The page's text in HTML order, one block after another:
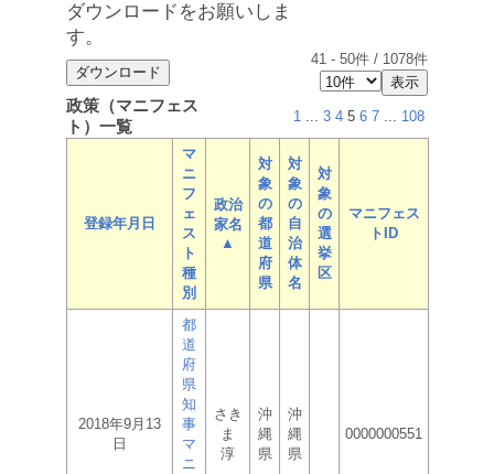
ダウンロードをお願いしま
す。
41 - 50件 / 1078件
政策（マニフェス
ト）一覧
1 ... 3 4 5 6 7 ... 108
登録年月日
マ
ニ
フ
ェ
ス
ト
種
別
政治
家名
▲
対
象
の
都
道
府
県
対
象
の
自
治
体
名
対
象
の
選
挙
区
マニフェス
トID
2018年9月13
日
都
道
府
県
知
事
マ
ニ
さき
ま
淳
沖
縄
県
沖
縄
県
0000000551